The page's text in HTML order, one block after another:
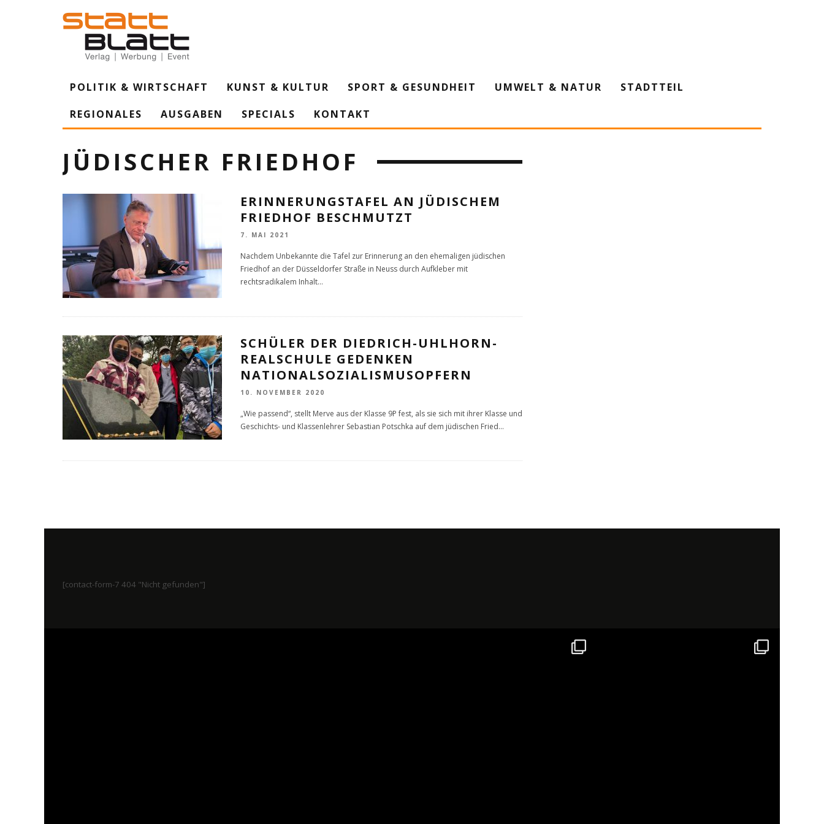
POLITIK & WIRTSCHAFT KUNST & KULTUR SPORT & GESUNDHEIT UMWELT & NATUR
STADTTEIL
REGIONALES
AUSGABEN SPECIALS KONTAKT
JÜDISCHER FRIEDHOF
ERINNERUNGSTAFEL AN JÜDISCHEM
FRIEDHOF BESCHMUTZT
7. MAI 2021
Nachdem Unbekannte die Tafel zur Erinnerung an den ehemaligen jüdischen
Friedhof an der Düsseldorfer Straße in Neuss durch Aufkleber mit
rechtsradikalem Inhalt...
SCHÜLER DER DIEDRICH-UHLHORN-
REALSCHULE GEDENKEN
NATIONALSOZIALISMUSOPFERN
10. NOVEMBER 2020
„Wie passend“, stellt Merve aus der Klasse 9P fest, als sie sich mit ihrer Klasse und
Geschichts- und Klassenlehrer Sebastian Potschka auf dem jüdischen Fried...
[contact-form-7 404 "Nicht gefunden"]